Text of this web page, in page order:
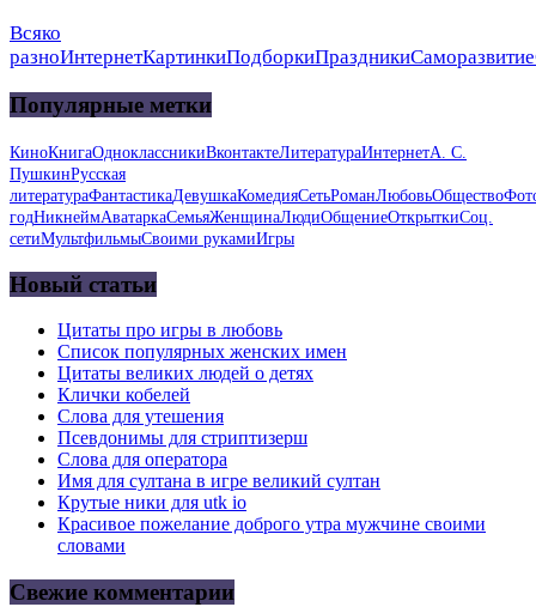
Всяко
разноИнтернетКартинкиПодборкиПраздникиСаморазвитие
Популярные метки
КиноКнигаОдноклассникиВконтактеЛитератураИнтернетА. С.
ПушкинРусская
литератураФантастикаДевушкаКомедияСетьРоманЛюбовьОбщество
годНикнеймАватаркаСемьяЖенщинаЛюдиОбщениеОткрыткиСоц.
сетиМультфильмыСвоими рукамиИгры
Новый статьи
Цитаты про игры в любовь
Список популярных женских имен
Цитаты великих людей о детях
Клички кобелей
Слова для утешения
Псевдонимы для стриптизерш
Слова для оператора
Имя для султана в игре великий султан
Крутые ники для utk io
Красивое пожелание доброго утра мужчине своими
словами
Свежие комментарии